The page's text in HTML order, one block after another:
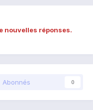
nouvelles réponses.
Abonnés 0